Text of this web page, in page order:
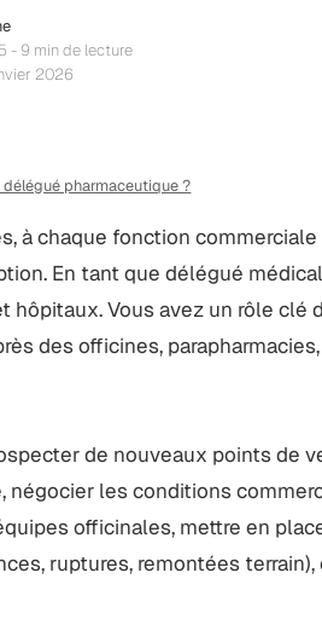
- 9 min de lecture
2026
pharmaceutique ?
à chaque fonction
En tant que délégué
hôpitaux. Vous avez un rôle clé
des officines,
de nouveaux points de
les conditions
officinales, mettre en
ruptures, remontées